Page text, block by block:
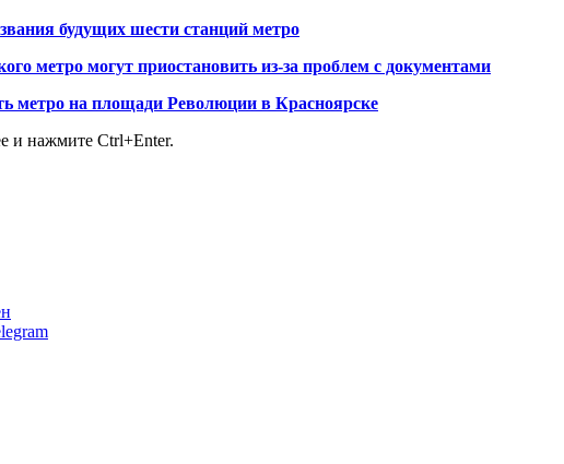
будущих шести станций метро
метро могут приостановить из-за проблем с документами
метро на площади Революции в Красноярске
и нажмите Ctrl+Enter.